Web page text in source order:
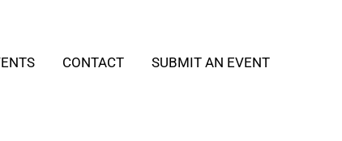
CONTACT SUBMIT AN EVENT